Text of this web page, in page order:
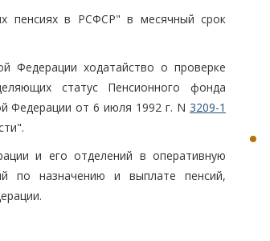
пенсиях в РСФСР" в месячный срок
Федерации ходатайство о проверке
статус Пенсионного фонда
Федерации от 6 июля 1992 г. N 3209-1
и его отделений в оперативную
по назначению и выплате пенсий,